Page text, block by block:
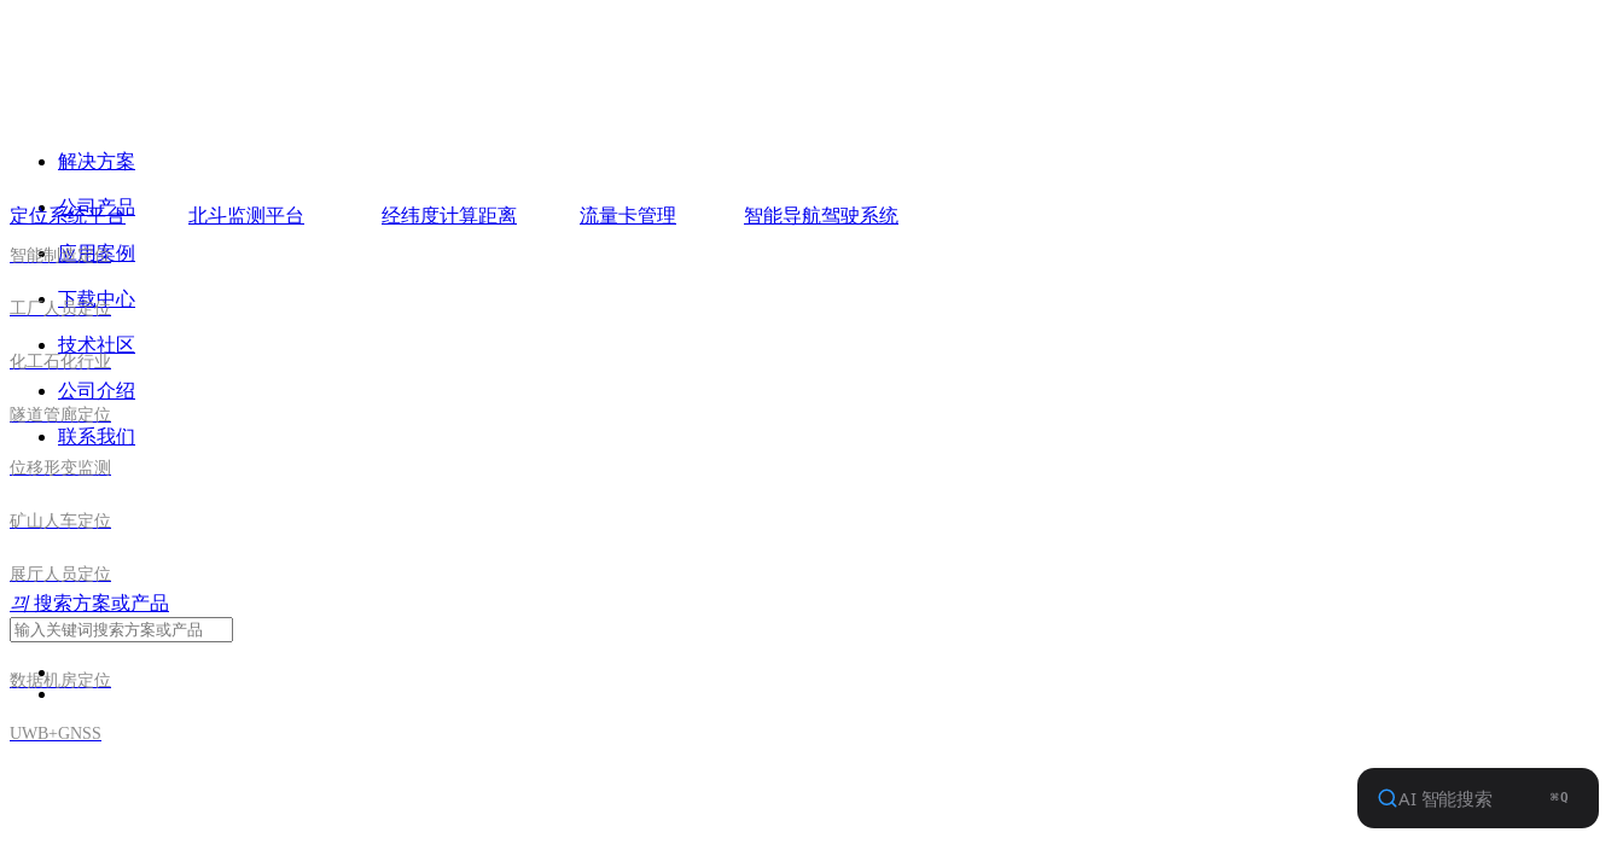
解决方案
公司产品
应用案例
下载中心
技术社区
公司介绍
联系我们
定位系统平台 北斗监测平台 经纬度计算距离 流量卡管理 智能导航驾驶系统
智能制造定位
工厂人员定位
化工石化行业
隧道管廊定位
位移形变监测
矿山人车定位
展厅人员定位
天车定位方案
数据机房定位
UWB+GNSS
끠 搜索方案或产品